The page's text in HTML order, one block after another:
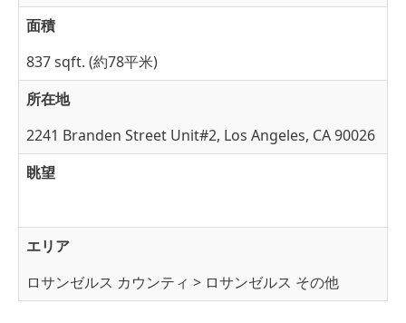
面積
837 sqft. (約78平米)
所在地
2241 Branden Street Unit#2, Los Angeles, CA 90026
眺望
エリア
ロサンゼルス カウンティ > ロサンゼルス その他